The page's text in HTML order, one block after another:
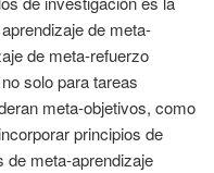
de meta-
de meta-refuerzo
solo para tareas
meta-objetivos, como
principios de
de meta-aprendizaje